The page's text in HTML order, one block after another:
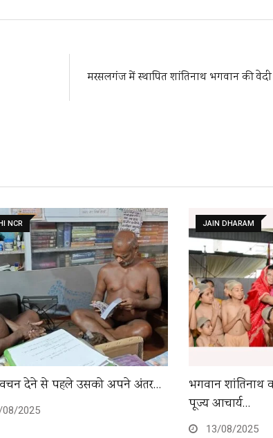
मरसलगंज में स्थापित शांतिनाथ भगवान की वेदी
NCR
देने से पहले उसको अपने अंतर…
08/2025
JAIN DHARAM
भगवान
पूज्य आचार्य…
13/08/2025